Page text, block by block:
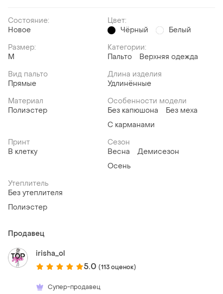
Состояние:
Новое
Цвет:
Чёрный
Белый
Размер:
M
Категории:
Пальто
Верхняя одежда
Вид пальто
Прямые
Длина изделия
Удлинённые
Материал
Полиэстер
Особенности модели
Без капюшона
Без меха
С карманами
Принт
В клетку
Сезон
Весна
Демисезон
Осень
Утеплитель
Без утеплителя
Полиэстер
Продавец
irisha_ol
5.0 (113 оценок)
Супер-продавец